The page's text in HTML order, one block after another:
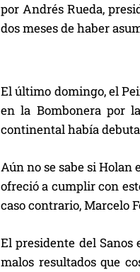
por Andrés Rueda,
dos meses de haber
El último domingo, el
en la Bombonera por
continental había
Aún no se sabe si Holan
ofreció a cumplir con
caso contrario, Marcelo
El presidente del
malos resultados que